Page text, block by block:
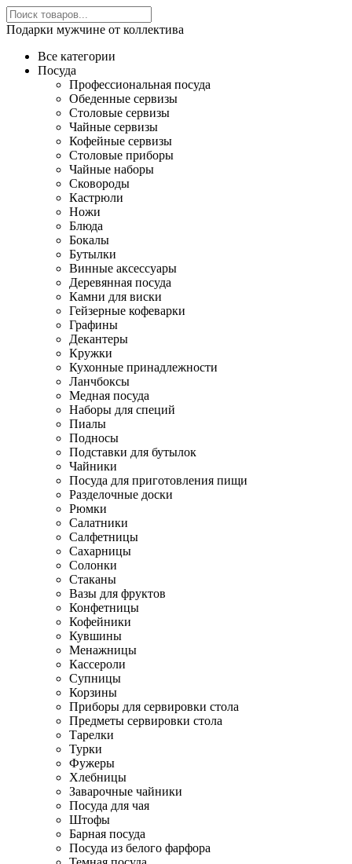
Подарки мужчине от коллектива
Все категории
Посуда
Профессиональная посуда
Обеденные сервизы
Столовые сервизы
Чайные сервизы
Кофейные сервизы
Столовые приборы
Чайные наборы
Сковороды
Кастрюли
Ножи
Блюда
Бокалы
Бутылки
Винные аксессуары
Деревянная посуда
Камни для виски
Гейзерные кофеварки
Графины
Декантеры
Кружки
Кухонные принадлежности
Ланчбоксы
Медная посуда
Наборы для специй
Пиалы
Подносы
Подставки для бутылок
Чайники
Посуда для приготовления пищи
Разделочные доски
Рюмки
Салатники
Салфетницы
Сахарницы
Солонки
Стаканы
Вазы для фруктов
Конфетницы
Кофейники
Кувшины
Менажницы
Кассероли
Супницы
Корзины
Приборы для сервировки стола
Предметы сервировки стола
Тарелки
Турки
Фужеры
Хлебницы
Заварочные чайники
Посуда для чая
Штофы
Барная посуда
Посуда из белого фарфора